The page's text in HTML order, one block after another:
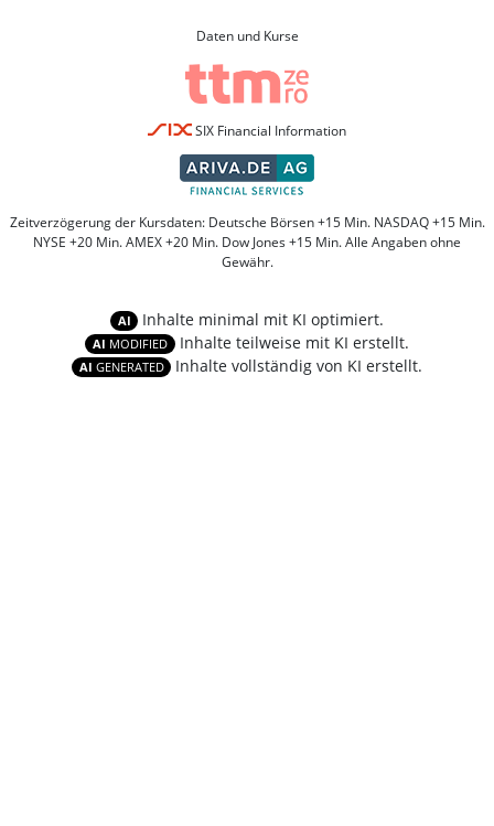
Daten und Kurse
SIX Financial Information
Zeitverzögerung der Kursdaten: Deutsche Börsen +15 Min. NASDAQ +15 Min.
NYSE +20 Min. AMEX +20 Min. Dow Jones +15 Min. Alle Angaben ohne
Gewähr.
AI Inhalte minimal mit KI optimiert.
AI MODIFIED Inhalte teilweise mit KI erstellt.
AI GENERATED Inhalte vollständig von KI erstellt.